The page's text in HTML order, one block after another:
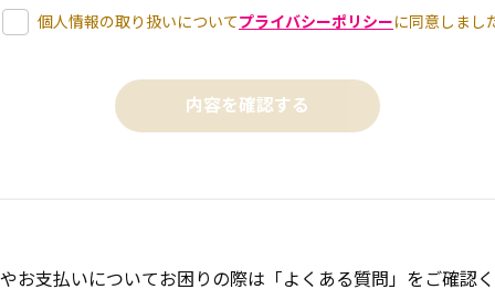
個人情報の取り扱いについてプライバシーポリシーに同意しまし
お支払いについてお困りの際は「よくある質問」をご確認く